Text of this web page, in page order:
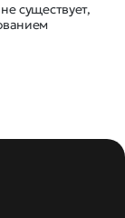
существует,